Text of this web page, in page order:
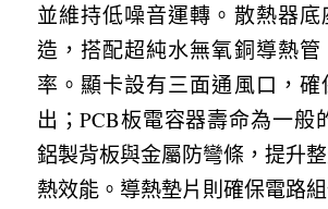
並維持低噪音運轉。散熱器
造，搭配超純水無氧銅導熱管
率。顯卡設有三面通風口，
出；PCB板電容器壽命為一般
鋁製背板與金屬防彎條，提升
熱效能。導熱墊片則確保電路